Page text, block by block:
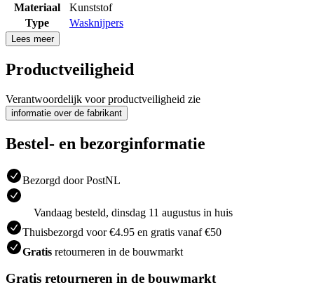
Materiaal
Kunststof
Type
Wasknijpers
Lees meer
Productveiligheid
Verantwoordelijk voor productveiligheid zie
informatie over de fabrikant
Bestel- en bezorginformatie
Bezorgd door PostNL
Vandaag besteld, dinsdag 11 augustus in huis
Thuisbezorgd voor €4.95 en gratis vanaf €50
Gratis retourneren in de bouwmarkt
Gratis retourneren in de bouwmarkt